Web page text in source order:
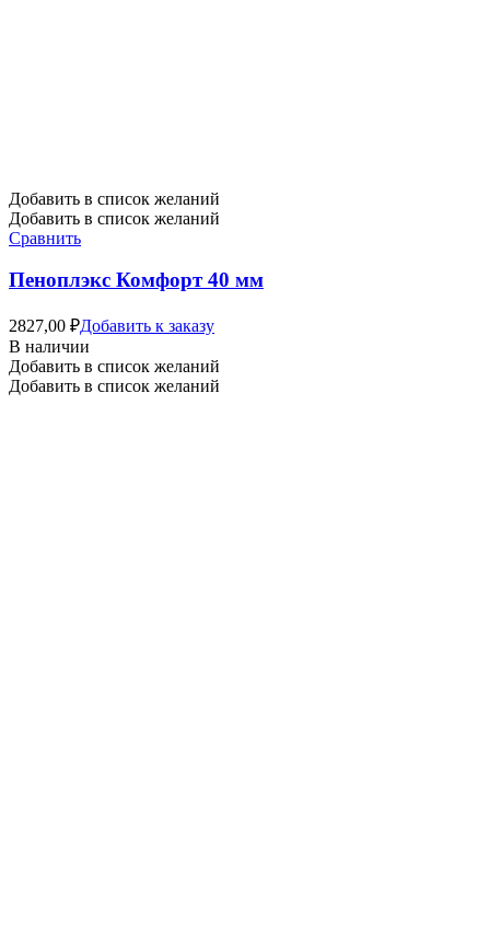
Добавить в список желаний
Добавить в список желаний
Сравнить
Пеноплэкс Комфорт 40 мм
2827,00 ₽Добавить к заказу
В наличии
Добавить в список желаний
Добавить в список желаний